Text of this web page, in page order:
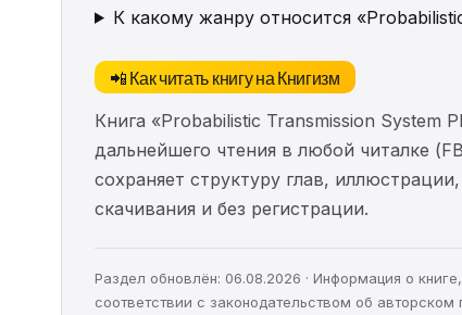
К какому жанру относится
📲 Как читать книгу на Книгизм
Книга «Probabilistic Transmission System
дальнейшего чтения в любой читалке
сохраняет структуру глав,
скачивания и без регистрации.
Раздел обновлён: 06.08.2026 · Информация о
соответствии с законодательством об